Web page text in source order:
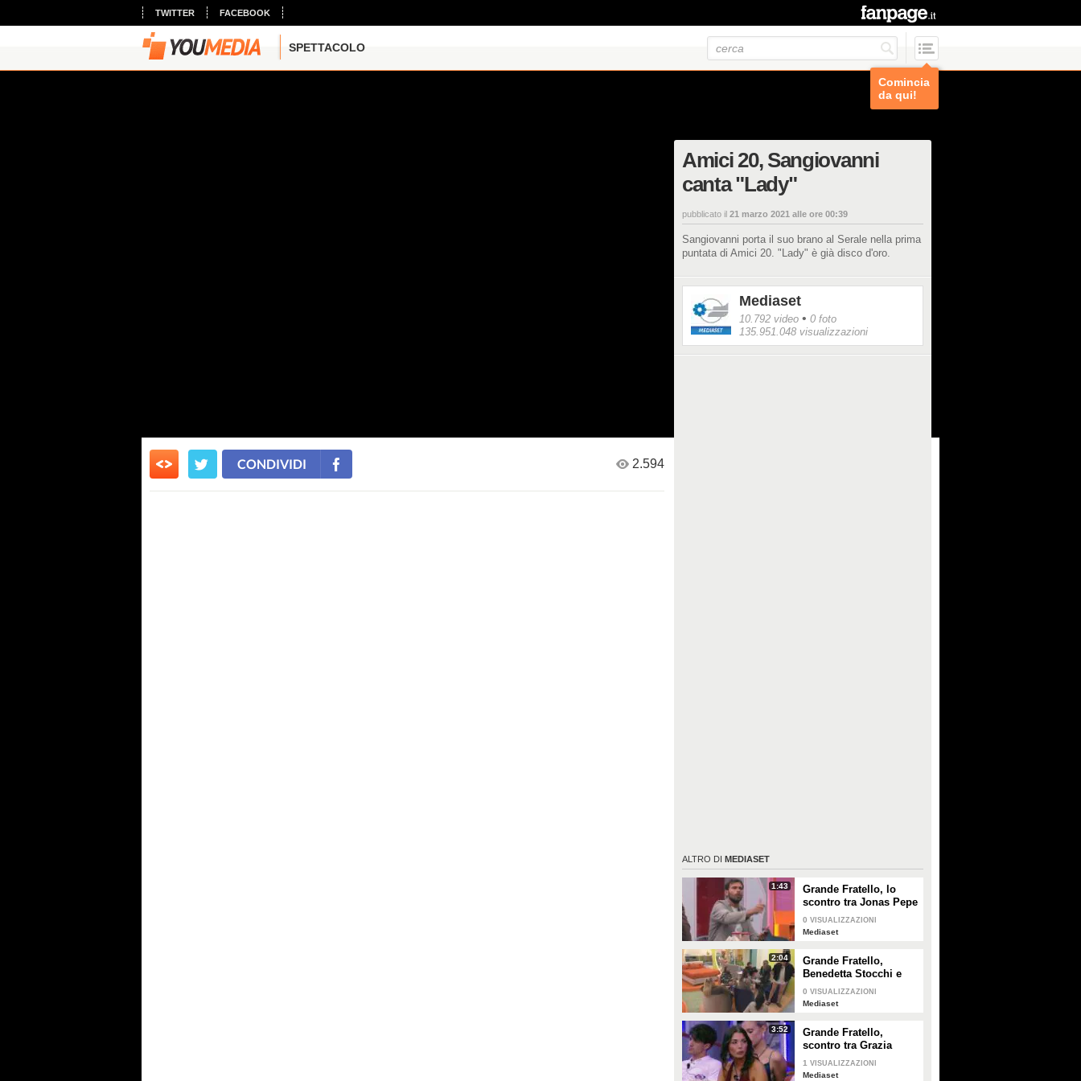
TWITTER FACEBOOK
SPETTACOLO
Comincia
da qui!
Amici 20, Sangiovanni
canta "Lady"
pubblicato il 21 marzo 2021 alle ore 00:39
Sangiovanni porta il suo brano al Serale nella prima
puntata di Amici 20. "Lady" è già disco d'oro.
Mediaset
10.792 video • 0 foto
135.951.048 visualizzazioni
ALTRO DI MEDIASET
1:43
Grande Fratello, lo
scontro tra Jonas Pepe
e Domenico D'Alterio
0 VISUALIZZAZIONI
Mediaset
2:04
Grande Fratello,
Benedetta Stocchi e
Francesca Carrara:
discussione in camera
0 VISUALIZZAZIONI
Mediaset
3:52
Grande Fratello,
scontro tra Grazia
Kendi e Simone De
Bianchi
1 VISUALIZZAZIONI
Mediaset
CONDIVIDI 2.594